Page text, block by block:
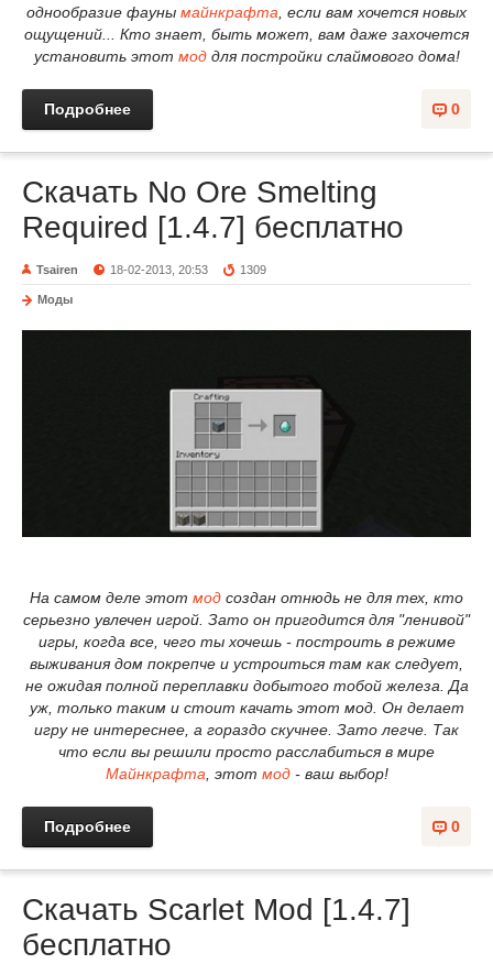
однообразие фауны майнкрафта , если вам хочется новых
ощущений... Кто знает, быть может, вам даже захочется
установить этот мод для постройки слаймового дома!
0
Подробнее
Скачать No Ore Smelting
Required [1.4.7] бесплатно
Tsairen 18-02-2013, 20:53 1309
Моды
На самом деле этот мод создан отнюдь не для тех, кто
серьезно увлечен игрой. Зато он пригодится для "ленивой"
игры, когда все, чего ты хочешь - построить в режиме
выживания дом покрепче и устроиться там как следует,
не ожидая полной переплавки добытого тобой железа. Да
уж, только таким и стоит качать этот мод. Он делает
игру не интереснее, а гораздо скучнее. Зато легче. Так
что если вы решили просто расслабиться в мире
Майнкрафта, этот мод - ваш выбор!
0
Подробнее
Скачать Scarlet Mod [1.4.7]
бесплатно